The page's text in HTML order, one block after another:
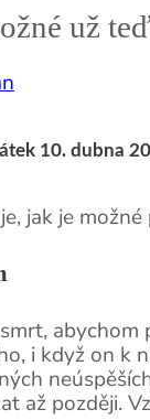
už
10. dubna
jak je
abychom
i když on k
až později.